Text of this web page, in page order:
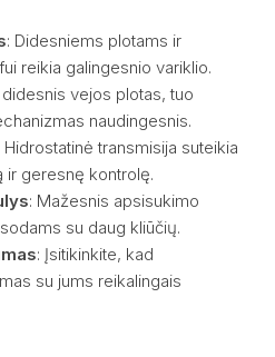
: Didesniems plotams ir
reikia galingesnio variklio.
didesnis vejos plotas, tuo
naudingesnis.
Hidrostatinė transmisija suteikia
ir geresnę kontrolę.
: Mažesnis apsisukimo
su daug kliūčių.
: Įsitikinkite, kad
su jums reikalingais